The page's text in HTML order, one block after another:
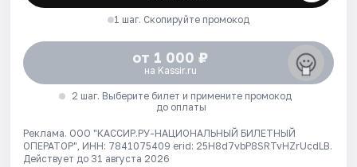
1 шаг. Скопируйте промокод
от 1 000 ₽
на Kassir.ru
2 шаг. Выберите билет и примените промокод
до оплаты
Реклама. ООО "КАССИР.РУ-НАЦИОНАЛЬНЫЙ БИЛЕТНЫЙ
ОПЕРАТОР", ИНН: 7841075409 erid: 25H8d7vbP8SRTvHZrUcdLB.
Действует до 31 августа 2026